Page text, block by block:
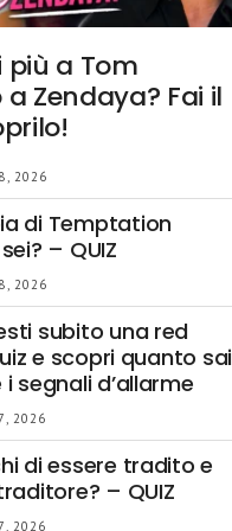
più a Tom
Zendaya? Fai il
2026
di Temptation
– QUIZ
2026
subito una red
e scopri quanto sai
segnali d’allarme
2026
di essere tradito e
– QUIZ
2026